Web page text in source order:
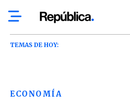
TEMAS DE HOY:
ECONOMÍA